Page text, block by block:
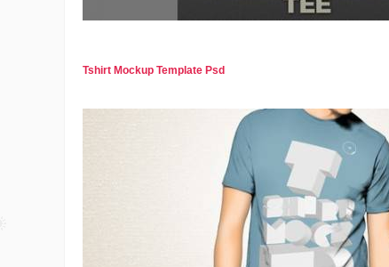
Tshirt Mockup Template Psd